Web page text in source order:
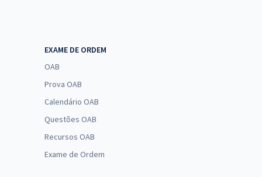
EXAME DE ORDEM
OAB
Prova OAB
Calendário OAB
Questões OAB
Recursos OAB
Exame de Ordem